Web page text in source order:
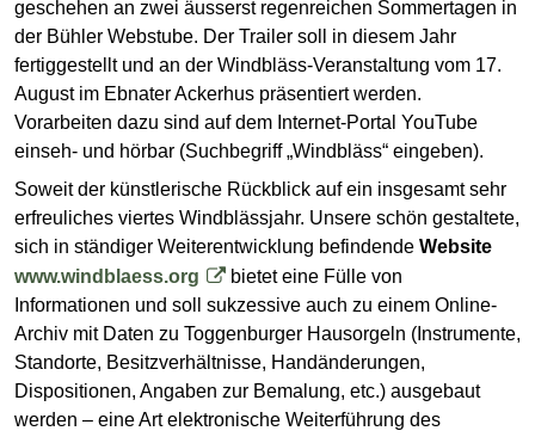
geschehen an zwei äusserst regenreichen Sommertagen in
der Bühler Webstube. Der Trailer soll in diesem Jahr
fertiggestellt und an der Windbläss-Veranstaltung vom 17.
August im Ebnater Ackerhus präsentiert werden.
Vorarbeiten dazu sind auf dem Internet-Portal YouTube
einseh- und hörbar (Suchbegriff „Windbläss“ eingeben).
Soweit der künstlerische Rückblick auf ein insgesamt sehr
erfreuliches viertes Windblässjahr. Unsere schön gestaltete,
sich in ständiger Weiterentwicklung befindende Website
www.windblaess.org
bietet eine Fülle von
Informationen und soll sukzessive auch zu einem Online-
Archiv mit Daten zu Toggenburger Hausorgeln (Instrumente,
Standorte, Besitzverhältnisse, Handänderungen,
Dispositionen, Angaben zur Bemalung, etc.) ausgebaut
werden – eine Art elektronische Weiterführung des